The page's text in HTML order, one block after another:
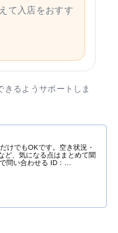
て入店をおすす
るようサポートしま
けでもOKです。空き状況・
ど、気になる点はまとめて聞
問い合わせる ID：